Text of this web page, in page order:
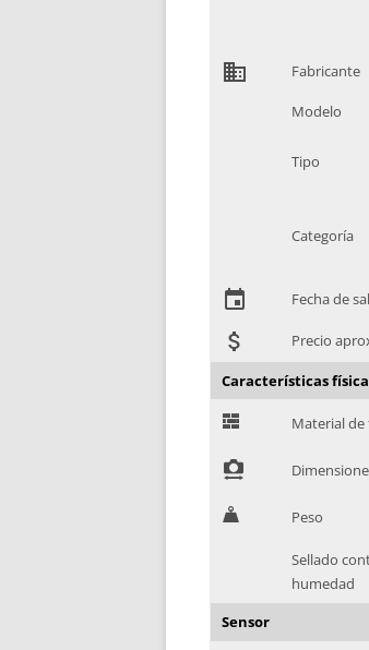
domain Fabricante
Modelo
Tipo
Categoría
event Fecha de
attach_money Precio
Características
G Material de
!
H Peso
Sellado
humedad
Sensor